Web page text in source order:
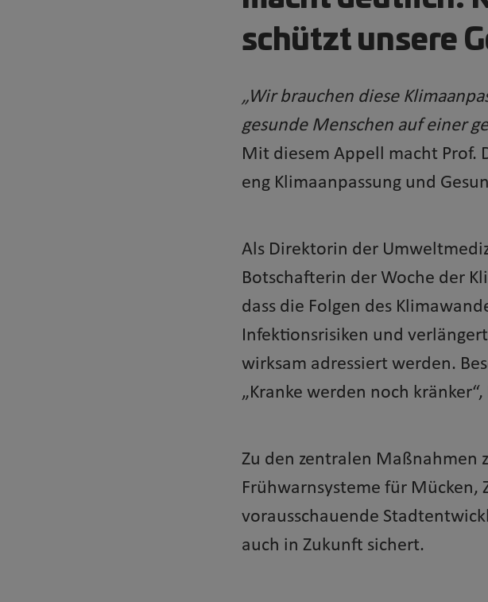
schützt unsere
„Wir brauchen diese
gesunde Menschen auf einer
Mit diesem Appell macht Prof.
eng Klimaanpassung und
Als Direktorin der
Botschafterin der Woche der
dass die Folgen des
Infektionsrisiken und
wirksam adressiert werden.
„Kranke werden noch
Zu den zentralen Maßnahmen
Frühwarnsysteme für Mücken,
vorausschauende
auch in Zukunft sichert.